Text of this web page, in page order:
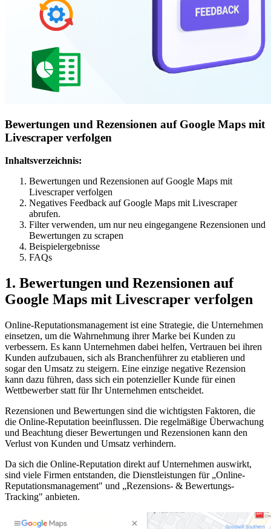
Bewertungen und Rezensionen auf Google Maps mit
Livescraper verfolgen
Inhaltsverzeichnis:
Bewertungen und Rezensionen auf Google Maps mit
Livescraper verfolgen
Negatives Feedback auf Google Maps mit Livescraper
abrufen.
Filter verwenden, um nur neu eingegangene Rezensionen und
Bewertungen zu scrapen
Beispielergebnisse
FAQs
1. Bewertungen und Rezensionen auf
Google Maps mit Livescraper verfolgen
Online-Reputationsmanagement ist eine Strategie, die Unternehmen
einsetzen, um die Wahrnehmung ihrer Marke bei Kunden zu
verbessern. Es kann Unternehmen dabei helfen, Vertrauen bei ihren
Kunden aufzubauen, sich als Branchenführer zu etablieren und
sogar den Umsatz zu steigern. Eine einzige negative Rezension
kann dazu führen, dass sich ein potenzieller Kunde für einen
Wettbewerber statt für Ihr Unternehmen entscheidet.
Rezensionen und Bewertungen sind die wichtigsten Faktoren, die
die Online-Reputation beeinflussen. Die regelmäßige Überwachung
und Beachtung dieser Bewertungen und Rezensionen kann den
Verlust von Kunden und Umsatz verhindern.
Da sich die Online-Reputation direkt auf Unternehmen auswirkt,
sind viele Firmen entstanden, die Dienstleistungen für „Online-
Reputationsmanagement" und „Rezensions- & Bewertungs-
Tracking" anbieten.